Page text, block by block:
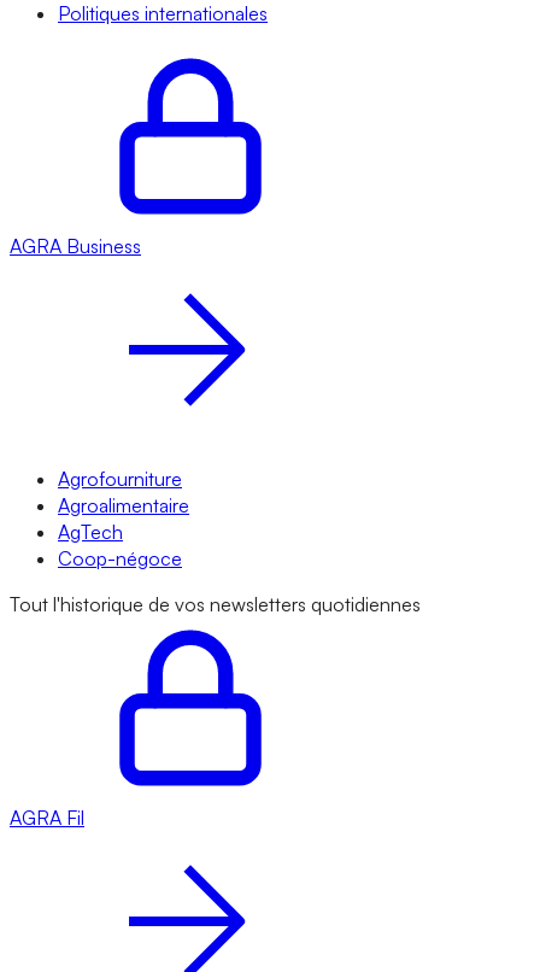
Politiques internationales
AGRA Business
Agrofourniture
Agroalimentaire
AgTech
Coop-négoce
Tout l'historique de vos newsletters quotidiennes
AGRA Fil